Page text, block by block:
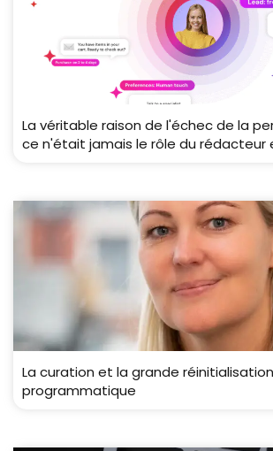
La véritable raison de l'échec de la
ce n'était jamais le rôle du rédacteur
La curation et la grande réinitialisation
programmatique